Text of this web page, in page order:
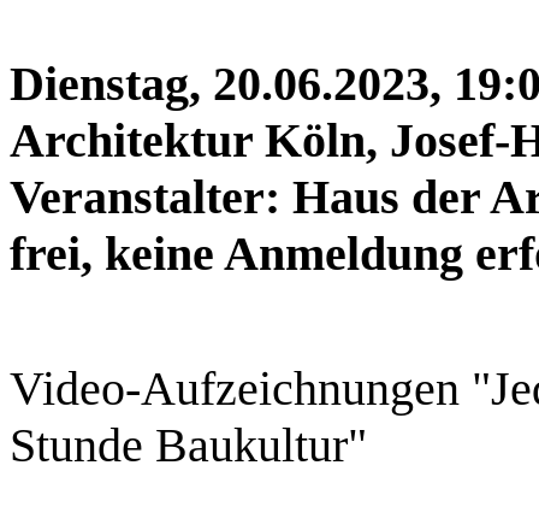
Dienstag, 20.06.2023,
Architektur Köln, Josef-
Veranstalter: Haus der
frei, keine Anmeldung
Video-Aufzeichnungen
Stunde Baukultur"